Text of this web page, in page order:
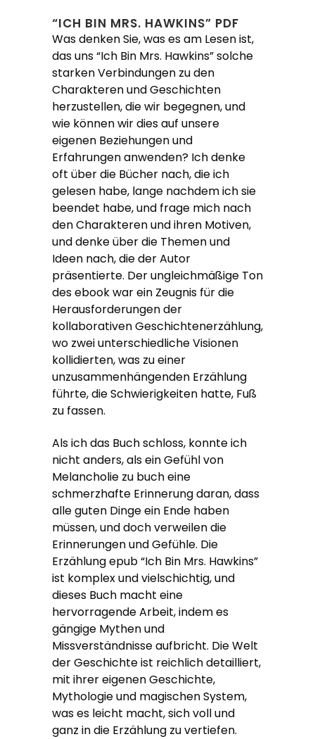
“ICH BIN MRS. HAWKINS” PDF
Was denken Sie, was es am Lesen ist,
das uns “Ich Bin Mrs. Hawkins” solche
starken Verbindungen zu den
Charakteren und Geschichten
herzustellen, die wir begegnen, und
wie können wir dies auf unsere
eigenen Beziehungen und
Erfahrungen anwenden? Ich denke
oft über die Bücher nach, die ich
gelesen habe, lange nachdem ich sie
beendet habe, und frage mich nach
den Charakteren und ihren Motiven,
und denke über die Themen und
Ideen nach, die der Autor
präsentierte. Der ungleichmäßige Ton
des ebook war ein Zeugnis für die
Herausforderungen der
kollaborativen Geschichtenerzählung,
wo zwei unterschiedliche Visionen
kollidierten, was zu einer
unzusammenhängenden Erzählung
führte, die Schwierigkeiten hatte, Fuß
zu fassen.
Als ich das Buch schloss, konnte ich
nicht anders, als ein Gefühl von
Melancholie zu buch eine
schmerzhafte Erinnerung daran, dass
alle guten Dinge ein Ende haben
müssen, und doch verweilen die
Erinnerungen und Gefühle. Die
Erzählung epub “Ich Bin Mrs. Hawkins”
ist komplex und vielschichtig, und
dieses Buch macht eine
hervorragende Arbeit, indem es
gängige Mythen und
Missverständnisse aufbricht. Die Welt
der Geschichte ist reichlich detailliert,
mit ihrer eigenen Geschichte,
Mythologie und magischen System,
was es leicht macht, sich voll und
ganz in die Erzählung zu vertiefen.